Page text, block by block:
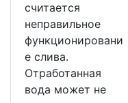
считается
неправильное
функционировани
е слива.
Отработанная
вода может не